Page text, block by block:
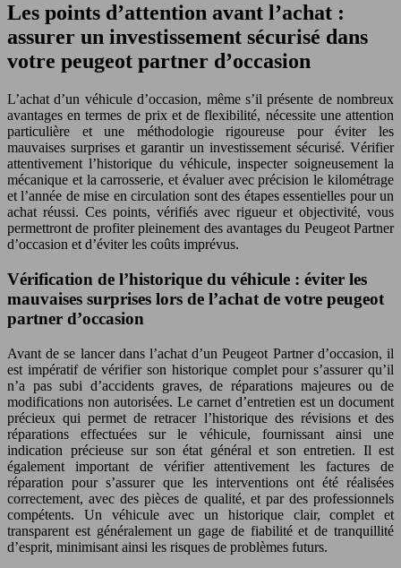
Les points d’attention avant l’achat :
assurer un investissement sécurisé dans
votre peugeot partner d’occasion
L’achat d’un véhicule d’occasion, même s’il présente de nombreux
avantages en termes de prix et de flexibilité, nécessite une attention
particulière et une méthodologie rigoureuse pour éviter les
mauvaises surprises et garantir un investissement sécurisé. Vérifier
attentivement l’historique du véhicule, inspecter soigneusement la
mécanique et la carrosserie, et évaluer avec précision le kilométrage
et l’année de mise en circulation sont des étapes essentielles pour un
achat réussi. Ces points, vérifiés avec rigueur et objectivité, vous
permettront de profiter pleinement des avantages du Peugeot Partner
d’occasion et d’éviter les coûts imprévus.
Vérification de l’historique du véhicule : éviter les
mauvaises surprises lors de l’achat de votre peugeot
partner d’occasion
Avant de se lancer dans l’achat d’un Peugeot Partner d’occasion, il
est impératif de vérifier son historique complet pour s’assurer qu’il
n’a pas subi d’accidents graves, de réparations majeures ou de
modifications non autorisées. Le carnet d’entretien est un document
précieux qui permet de retracer l’historique des révisions et des
réparations effectuées sur le véhicule, fournissant ainsi une
indication précieuse sur son état général et son entretien. Il est
également important de vérifier attentivement les factures de
réparation pour s’assurer que les interventions ont été réalisées
correctement, avec des pièces de qualité, et par des professionnels
compétents. Un véhicule avec un historique clair, complet et
transparent est généralement un gage de fiabilité et de tranquillité
d’esprit, minimisant ainsi les risques de problèmes futurs.